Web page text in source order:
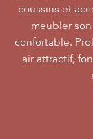
coussins et
meubler
confortable.
air attractif,
frontières
part entière
Trespa® qui
de
agréable
d’utilisation,
Alizé est
modernité,